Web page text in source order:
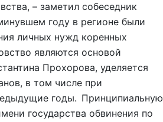
– заметил собеседник
году в регионе были
личных нужд коренных
являются основой
Прохорова, уделяется
в том числе при
годы. Принципиальную
государства обвинения по